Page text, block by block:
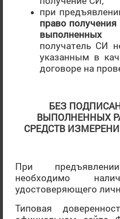
при
право
выполненных
получатель СИ
указанным в
договоре на
БЕЗ
ВЫПОЛНЕННЫХ
СРЕДСТВ
При
необходимо
удостоверяющего
Типовая
соответствия/
декларация о
соответствии,
предусмотренные
законодательством
С
по
Технический регламент ТС
оборудования для работы
Дата вступления в силу -